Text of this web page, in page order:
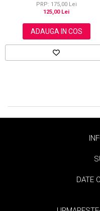
PRP: 175,00 Lei
125,00 Lei
ADAUGA IN COS
DATE